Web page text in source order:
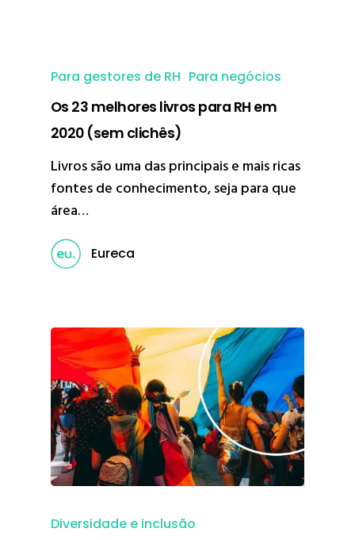
Para gestores de RH Para negócios
Os 23 melhores livros para RH em
2020 (sem clichês)
Livros são uma das principais e mais ricas
fontes de conhecimento, seja para que
área…
Eureca
Diversidade e inclusão